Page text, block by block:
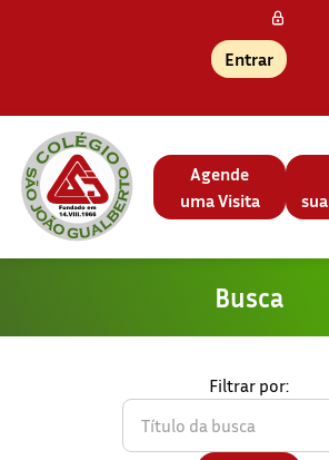
Entrar
Agende
uma Visita
Busca
Filtrar por: